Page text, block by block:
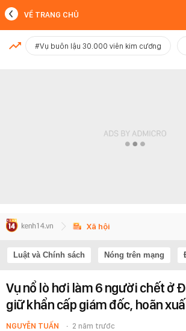
MỚI NHẤT
VỀ TRANG CHỦ
#Vụ buôn lậu 30.000 viên kim cương
Xã hội
Luật và Chính sách Nóng trên mạng
Vụ nổ lò hơi làm 6 người chết ở
giữ khẩn cấp giám đốc, hoãn
NGUYỄN TUẤN 2 năm trước